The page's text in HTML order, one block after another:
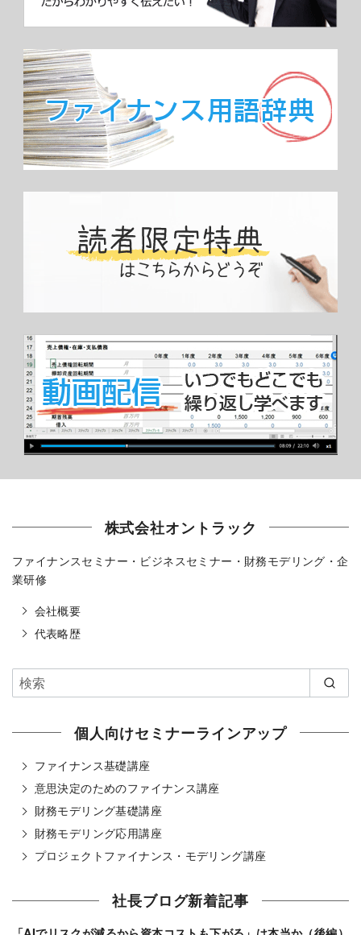
株式会社オントラック
ファイナンスセミナー・ビジネスセミナー・財務モデリング・企
業研修
会社概要
代表略歴
個人向けセミナーラインアップ
ファイナンス基礎講座
意思決定のためのファイナンス講座
財務モデリング基礎講座
財務モデリング応用講座
プロジェクトファイナンス・モデリング講座
社長ブログ新着記事